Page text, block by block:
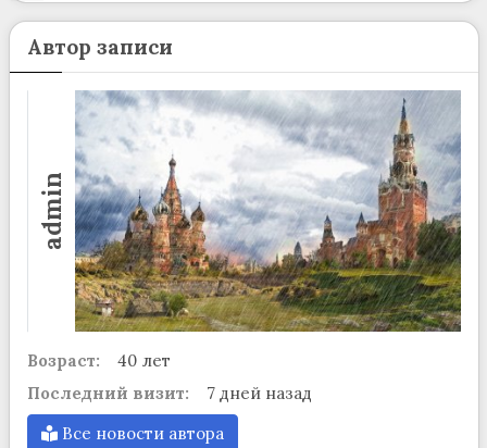
Автор записи
admin
Возраст:
40 лет
Последний визит:
7 дней назад
Все новости автора